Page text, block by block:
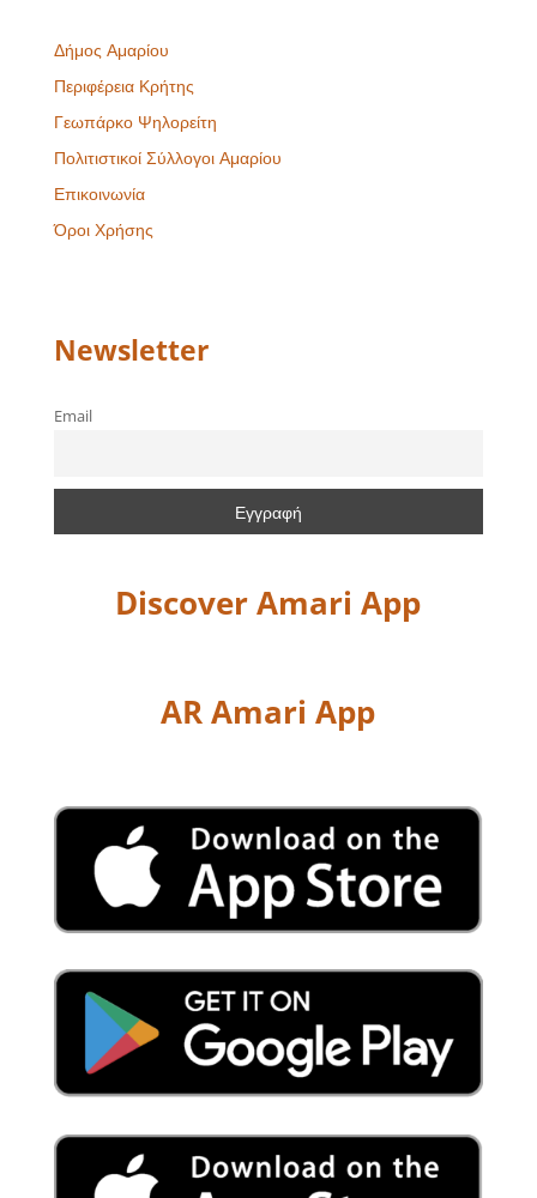
Δήμος Αμαρίου
Περιφέρεια Κρήτης
Γεωπάρκο Ψηλορείτη
Πολιτιστικοί Σύλλογοι Αμαρίου
Επικοινωνία
Όροι Χρήσης
Newsletter
Email
Discover Amari App
AR Amari App